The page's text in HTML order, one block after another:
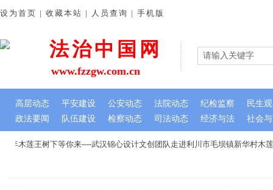
年木莲王树下等你来----武汉锦心设计文创团队走进利川市毛坝镇新华村木莲
法治中国网
政法要闻 队伍建设 检察动态 司法动态 经济与法 社会
设为首页 | 收藏本站 | 人员查询 | 手机版
www.fzzgw.com.cn
高层动态 平安建设 公安动态 法院动态 纪检监察 民生